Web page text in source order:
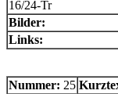
16/24-Tr
Bilder:
Links:
Nummer: 25